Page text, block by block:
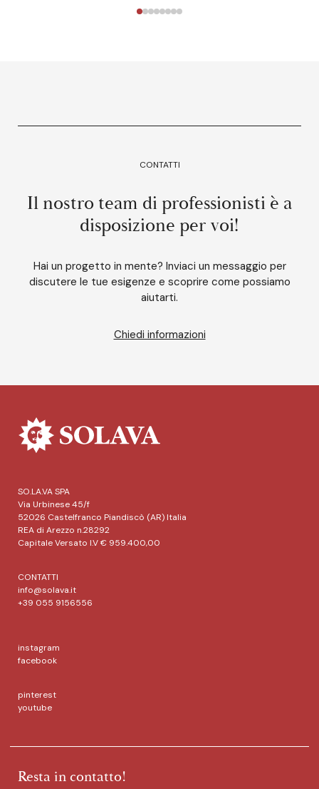
CONTATTI
Il nostro team di professionisti è a
disposizione per voi!
Hai un progetto in mente? Inviaci un messaggio per
discutere le tue esigenze e scoprire come possiamo
aiutarti.
Chiedi informazioni
SO.LA.VA SPA
Via Urbinese 45/f
52026 Castelfranco Piandiscò (AR) Italia
REA di Arezzo n.28292
Capitale Versato I.V € 959.400,00
CONTATTI
info@solava.it
+39 055 9156556
instagram
facebook
pinterest
youtube
Resta in contatto!